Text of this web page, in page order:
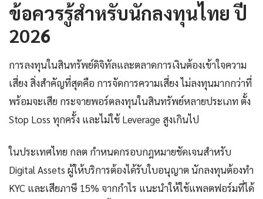
ข้อควรรู้สำหรับนักลงทุนไทย ปี
2026
การลงทุนในสินทรัพย์ดิจิทัลและตลาดการเงินต้องเข้าใจความ
เสี่ยง สิ่งสำคัญที่สุดคือ การจัดการความเสี่ยง ไม่ลงทุนมากกว่าที่
พร้อมจะเสีย กระจายพอร์ตลงทุนในสินทรัพย์หลายประเภท ตั้ง
Stop Loss ทุกครั้ง และไม่ใช้ Leverage สูงเกินไป
ในประเทศไทย กลต กำหนดกรอบกฎหมายชัดเจนสำหรับ
Digital Assets ผู้ให้บริการต้องได้รับใบอนุญาต นักลงทุนต้องทำ
KYC และเสียภาษี 15% จากกำไร แนะนำให้ใช้แพลตฟอร์มที่ได้